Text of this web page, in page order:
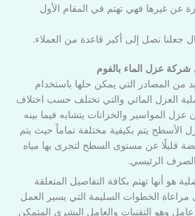
عن غيرها فهي تهتم في المقام الأول
جعلنا نصل إلى أكبر قاعدة من العملاء.
عزل الماء بالفوم
من المصادر التي يمكن حلها باستخدام
العزل المائي والتي تختلف حسب اختلاف
المواسير والخزانات يتشابه فيما بينه
يتم بكيفية مختلفة تماماً حيث يتم
قليلًا عن مستوى السطح لتجرى بها مياه
الرئيسي.
هو أنها تهتم بكافة التفاصيل المتعلقة
مراعاة الخطوات السليمة التي يسير العمل
عامل وهو التقنيات والعامل البشري المتمكن